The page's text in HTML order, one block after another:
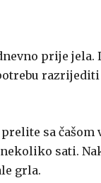
prije jela.
razrijediti
sa čašom
sati.
grla.